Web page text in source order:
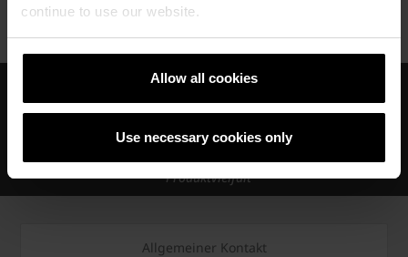
continue to use our website.
Allow all cookies
Use necessary cookies only
Studie: „Klimajobs erfordern zusätzliche
Kompetenzen“
Verbesserung der Lebensqualität von Menschen
Baustoffe für die gesamte Gebäudehülle
Individuelle Umsetzungsmöglichkeiten durch
Produktvielfalt
Allgemeiner Kontakt